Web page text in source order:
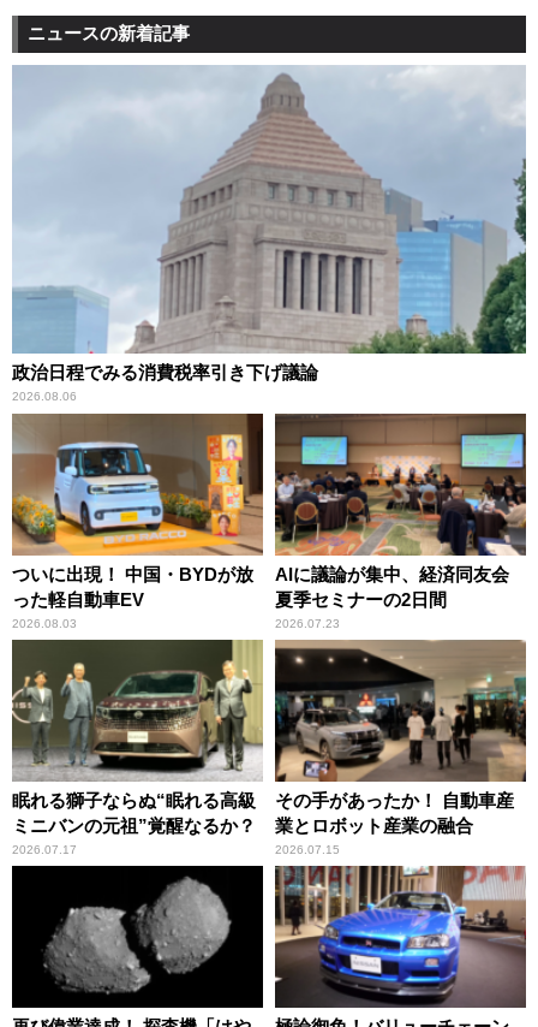
ニュースの新着記事
政治日程でみる消費税率引き下げ議論
2026.08.06
ついに出現！ 中国・BYDが放
った軽自動車EV
2026.08.03
AIに議論が集中、経済同友会
夏季セミナーの2日間
2026.07.23
眠れる獅子ならぬ“眠れる高級
ミニバンの元祖”覚醒なるか？
2026.07.17
その手があったか！ 自動車産
業とロボット産業の融合
2026.07.15